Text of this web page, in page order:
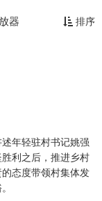
排序
器
年轻驻村书记姚强
利之后，推进乡村
态度带领村集体发